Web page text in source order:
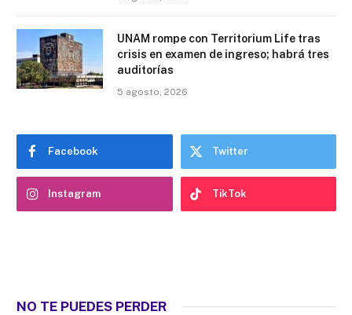
UNAM rompe con Territorium Life tras
crisis en examen de ingreso; habrá tres
auditorías
5 agosto, 2026
Facebook Twitter
Instagram TikTok
NO TE PUEDES PERDER